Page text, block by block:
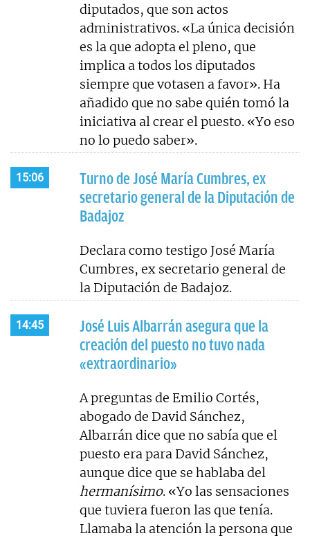
diputados, que son actos
administrativos. «La única decisión
es la que adopta el pleno, que
implica a todos los diputados
siempre que votasen a favor». Ha
añadido que no sabe quién tomó la
iniciativa al crear el puesto. «Yo eso
no lo puedo saber».
15:06
Turno de José María Cumbres, ex
secretario general de la Diputación de
Badajoz
Declara como testigo José María
Cumbres, ex secretario general de
la Diputación de Badajoz.
14:45
José Luis Albarrán asegura que la
creación del puesto no tuvo nada
«extraordinario»
A preguntas de Emilio Cortés,
abogado de David Sánchez,
Albarrán dice que no sabía que el
puesto era para David Sánchez,
aunque dice que se hablaba del
hermanísimo. «Yo las sensaciones
que tuviera fueron las que tenía.
Llamaba la atención la persona que